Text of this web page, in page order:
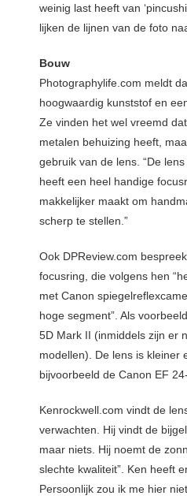
weinig last heeft van
lijken de lijnen van de foto
Bouw
Photographylife.com meldt
hoogwaardig kunststof en
Ze vinden het wel vreemd
metalen behuizing heeft,
gebruik van de lens. “De
heeft een heel handige
makkelijker maakt om
scherp te stellen.”
Ook DPReview.com
focusring, die volgens hen
met Canon
hoge segment”. Als
5D Mark II (inmiddels zijn er
modellen). De lens is kleiner
bijvoorbeeld de Canon EF
Kenrockwell.com vindt de
verwachten. Hij vindt de
maar niets. Hij noemt de
slechte kwaliteit”. Ken heeft
Persoonlijk zou ik me hier